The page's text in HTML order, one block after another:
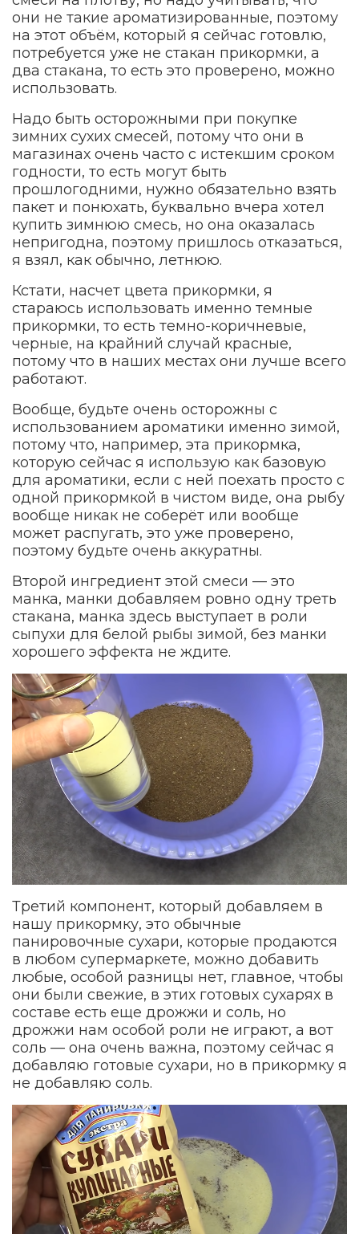
они не такие ароматизированные, поэтому
на этот объём, который я сейчас готовлю,
потребуется уже не стакан прикормки, а
два стакана, то есть это проверено, можно
использовать.
Надо быть осторожными при покупке
зимних сухих смесей, потому что они в
магазинах очень часто с истекшим сроком
годности, то есть могут быть
прошлогодними, нужно обязательно взять
пакет и понюхать, буквально вчера хотел
купить зимнюю смесь, но она оказалась
непригодна, поэтому пришлось отказаться,
я взял, как обычно, летнюю.
Кстати, насчет цвета прикормки, я
стараюсь использовать именно темные
прикормки, то есть темно-коричневые,
черные, на крайний случай красные,
потому что в наших местах они лучше всего
работают.
Вообще, будьте очень осторожны с
использованием ароматики именно зимой,
потому что, например, эта прикормка,
которую сейчас я использую как базовую
для ароматики, если с ней поехать просто с
одной прикормкой в чистом виде, она рыбу
вообще никак не соберёт или вообще
может распугать, это уже проверено,
поэтому будьте очень аккуратны.
Второй ингредиент этой смеси — это
манка, манки добавляем ровно одну треть
стакана, манка здесь выступает в роли
сыпухи для белой рыбы зимой, без манки
хорошего эффекта не ждите.
Третий компонент, который добавляем в
нашу прикормку, это обычные
панировочные сухари, которые продаются
в любом супермаркете, можно добавить
любые, особой разницы нет, главное, чтобы
они были свежие, в этих готовых сухарях в
составе есть еще дрожжи и соль, но
дрожжи нам особой роли не играют, а вот
соль — она очень важна, поэтому сейчас я
добавляю готовые сухари, но в прикормку я
не добавляю соль.